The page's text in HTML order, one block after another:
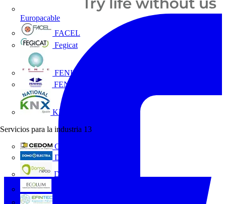
Europacable
FACEL
Fegicat
FENIE
FENITEL
KNX España
Servicios para la industria 13
CEDOM
Domo Electra
Domonetio